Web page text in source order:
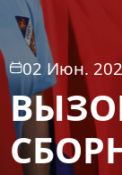
02 Июн.